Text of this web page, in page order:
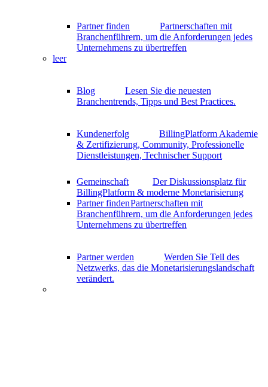
Partner finden
Partnerschaften mit
Branchenführern, um die Anforderungen jedes
Unternehmens zu übertreffen
leer
Blog
Lesen Sie die neuesten
Branchentrends, Tipps und Best Practices.
Kundenerfolg
BillingPlatform Akademie
& Zertifizierung, Community, Professionelle
Dienstleistungen, Technischer Support
Gemeinschaft
Der Diskussionsplatz für
BillingPlatform & moderne Monetarisierung
Partner findenPartnerschaften mit
Branchenführern, um die Anforderungen jedes
Unternehmens zu übertreffen
Partner werden
Werden Sie Teil des
Netzwerks, das die Monetarisierungslandschaft
verändert.